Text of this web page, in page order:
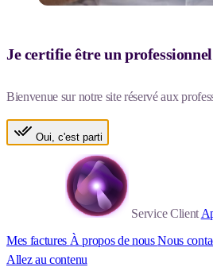
Je certifie être un professionnel
Bienvenue sur notre site réservé aux
Oui, c'est parti
Service Client
Mes factures À propos de nousNous
Allez au contenu